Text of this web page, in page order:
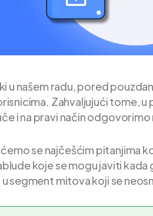
u našem radu, pored
Zahvaljujući tome,
i na pravi način odgovorimo
se najčešćim pitanjima
koje se mogu javiti
segment mitova koji se